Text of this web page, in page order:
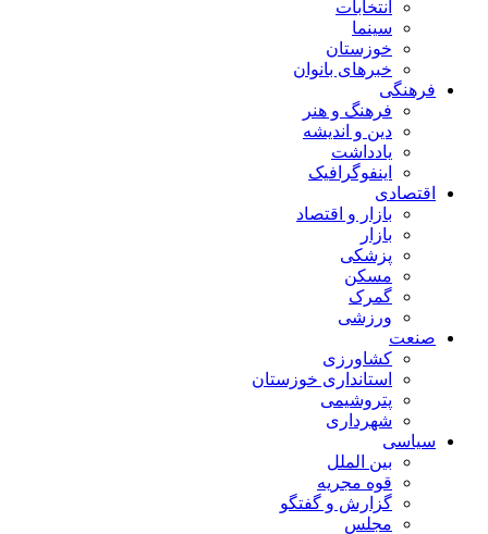
انتخابات
سینما
خوزستان
خبرهای بانوان
فرهنگی
فرهنگ و هنر
دین و اندیشه
یادداشت
اینفوگرافیک
اقتصادی
بازار و اقتصاد
بازار
پزشکی
مسکن
گمرک
ورزشی
صنعت
کشاورزی
استانداری خوزستان
پتروشیمی
شهرداری
سیاسی
بین الملل
قوه مجریه
گزارش و گفتگو
مجلس